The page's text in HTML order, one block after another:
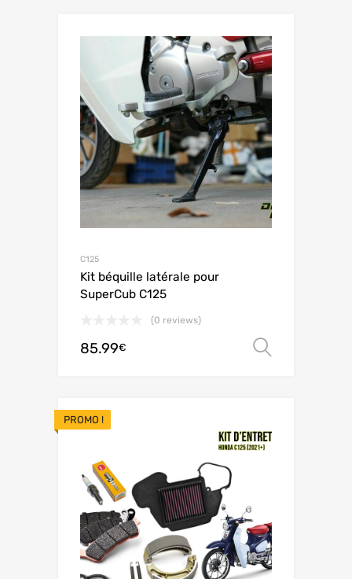
C125
Kit béquille latérale pour
SuperCub C125
(0 reviews)
85.99€
PROMO !